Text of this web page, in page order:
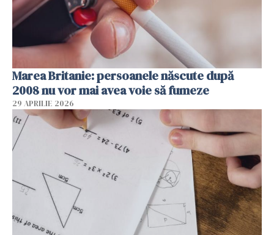
Marea Britanie: persoanele născute după
2008 nu vor mai avea voie să fumeze
29 APRILIE 2026